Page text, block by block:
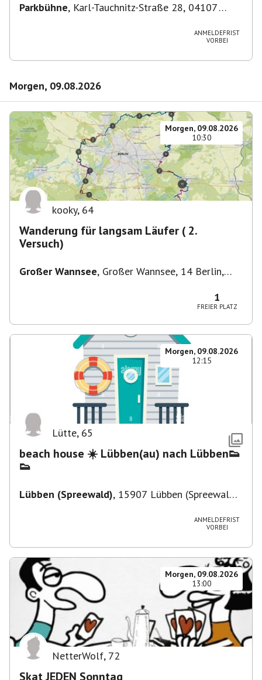
Parkbühne, Karl-Tauchnitz-Straße 28, 04107
ANMELDEFRIST
VORBEI
Morgen, 09.08.2026
Morgen, 09.08.2026
10:30
kooky, 64
Wanderung für langsam Läufer ( 2.
Versuch)
Großer Wannsee, Großer Wannsee, 14 Berlin,
1
FREIER PLATZ
Morgen, 09.08.2026
12:15
Lütte, 65
beach house ☀️ Lübben(au) nach Lübben👟
👟
Lübben (Spreewald), 15907 Lübben (Spreewald),
ANMELDEFRIST
VORBEI
Morgen, 09.08.2026
13:00
NetterWolf, 72
Skat JEDEN Sonntag